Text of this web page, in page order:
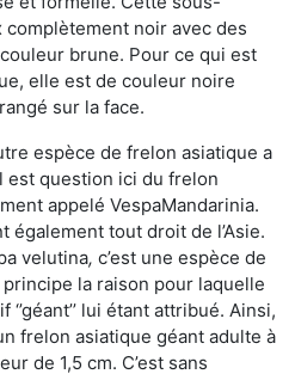
noir avec des
brune. Pour ce qui est
elle est de couleur noire
sur la face.
espèce de frelon asiatique a
est question ici du frelon
appelé VespaMandarinia.
également tout droit de l’Asie.
velutina, c’est une espèce de
la raison pour laquelle
lui étant attribué. Ainsi,
frelon asiatique géant adulte à
de 1,5 cm. C’est sans